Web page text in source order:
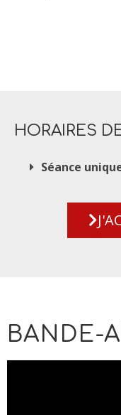
HORAIRES
Séance
BANDE-